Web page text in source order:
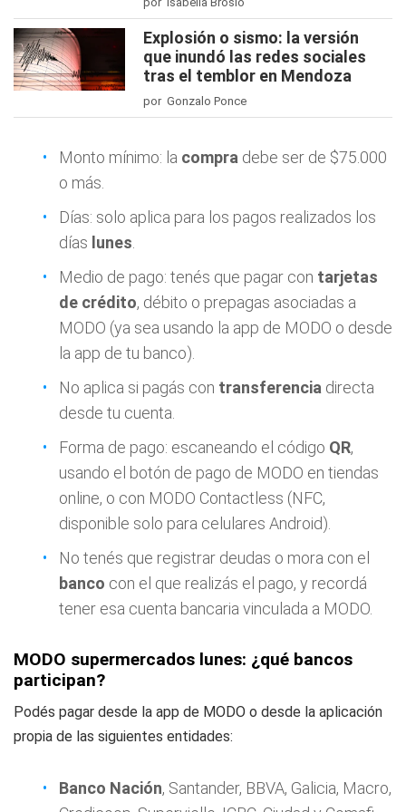
Explosión o sismo: la versión
que inundó las redes sociales
tras el temblor en Mendoza
por Gonzalo Ponce
Monto mínimo: la compra debe ser de $75.000
o más.
Días: solo aplica para los pagos realizados los
días lunes
Medio de pago: tenés que pagar con tarjetas
de crédito, débito o prepagas asociadas a
MODO (ya sea usando la app de MODO o desde
la app de tu banco).
No aplica si pagás con transferencia directa
desde tu cuenta.
Forma de pago: escaneando el código QR,
usando el botón de pago de MODO en tiendas
online, o con MODO Contactless (NFC,
disponible solo para celulares Android).
No tenés que registrar deudas o mora con el
banco con el que realizás el pago, y recordá
tener esa cuenta bancaria vinculada a MODO.
MODO supermercados lunes: ¿qué bancos
participan?
Podés pagar desde la app de MODO o desde la aplicación
propia de las siguientes entidades:
Banco Nación, Santander, BBVA, Galicia, Macro,